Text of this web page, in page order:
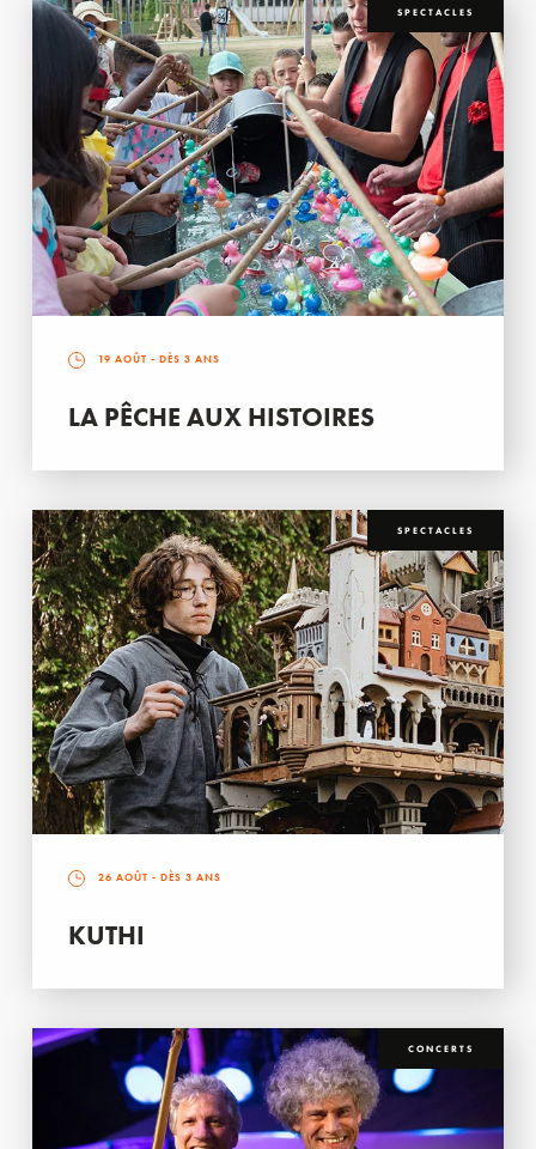
SPECTACLES
19 AOÛT - DÈS 3 ANS
LA PÊCHE AUX HISTOIRES
SPECTACLES
26 AOÛT - DÈS 3 ANS
KUTHI
CONCERTS